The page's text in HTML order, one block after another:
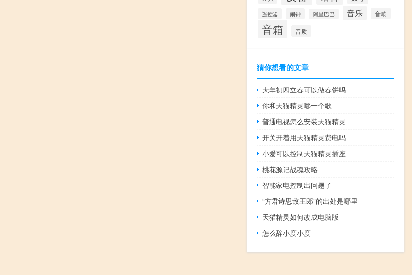
遥控器 闹钟 阿里巴巴 音乐 音响
音箱 音质
猜你想看的文章
大年初四立春可以做春饼吗
你和天猫精灵哪一个歌
普通电视怎么安装天猫精灵
开关开着用天猫精灵费电吗
小爱可以控制天猫精灵插座
桃花源记战魂攻略
智能家电控制出问题了
“方君诗思敌王郎”的出处是哪里
天猫精灵如何改成电脑版
怎么辞小度小度